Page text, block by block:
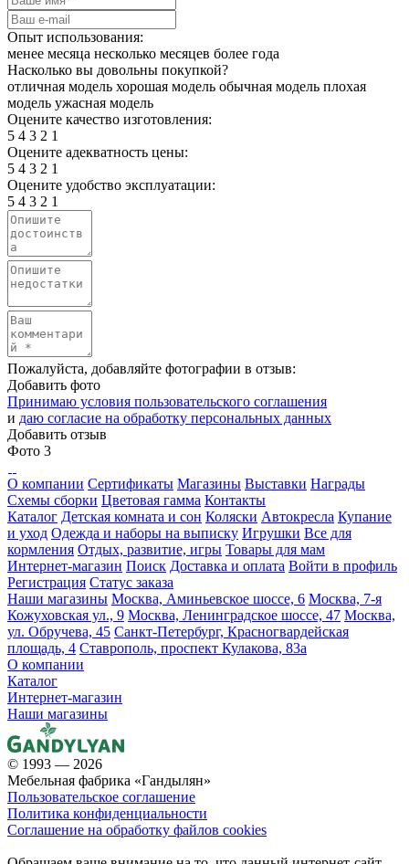
Опыт использования:
менее месяца несколько месяцев более года
Насколько вы довольны покупкой?
отличная модель хорошая модель обычная модель плохая
модель ужасная модель
Оцените качество изготовления:
5 4 3 2 1
Оцените адекватность цены:
5 4 3 2 1
Оцените удобство эксплуатации:
5 4 3 2 1
Пожалуйста, добавляйте фотографии в отзыв:
Добавить фото
Принимаю условия пользовательского соглашения
и даю согласие на обработку персональных данных
Добавить отзыв
Фото 3
О компании Сертификаты Магазины Выставки Награды
Схемы сборки Цветовая гамма Контакты
Каталог Детская комната и сон Коляски Автокресла Купание
и уход Одежда и наборы на выписку Игрушки Все для
кормления Отдых, развитие, игры Товары для мам
Интернет-магазин Поиск Доставка и оплата Войти в профиль
Регистрация Статус заказа
Наши магазины Москва, Аминьевское шоссе, 6 Москва, 7-я
Кожуховская ул., 9 Москва, Ленинградское шоссе, 47 Москва,
ул. Обручева, 45 Санкт-Петербург, Красногвардейская
площадь, 4 Ставрополь, проспект Кулакова, 83а
О компании
Каталог
Интернет-магазин
Наши магазины
© 1993 — 2026
Мебельная фабрика «Гандылян»
Пользовательское соглашение
Политика конфиденциальности
Соглашение на обработку файлов cookies